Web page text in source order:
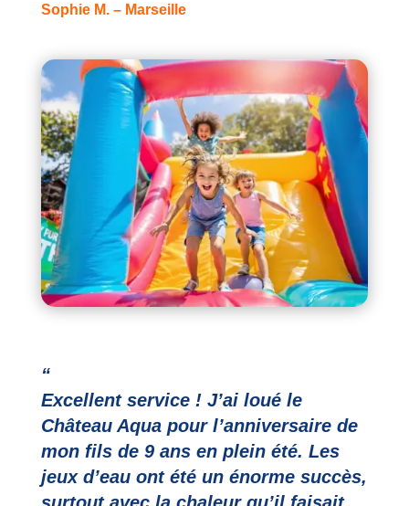
Sophie M. – Marseille
“
Excellent service ! J’ai loué le
Château Aqua pour l’anniversaire de
mon fils de 9 ans en plein été. Les
jeux d’eau ont été un énorme succès,
surtout avec la chaleur qu’il faisait.